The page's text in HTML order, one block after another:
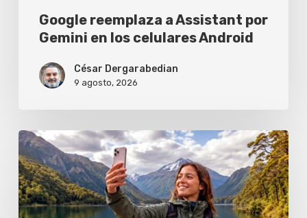
Google reemplaza a Assistant por
Gemini en los celulares Android
César Dergarabedian
9 agosto, 2026
Los
celulares
que
ya